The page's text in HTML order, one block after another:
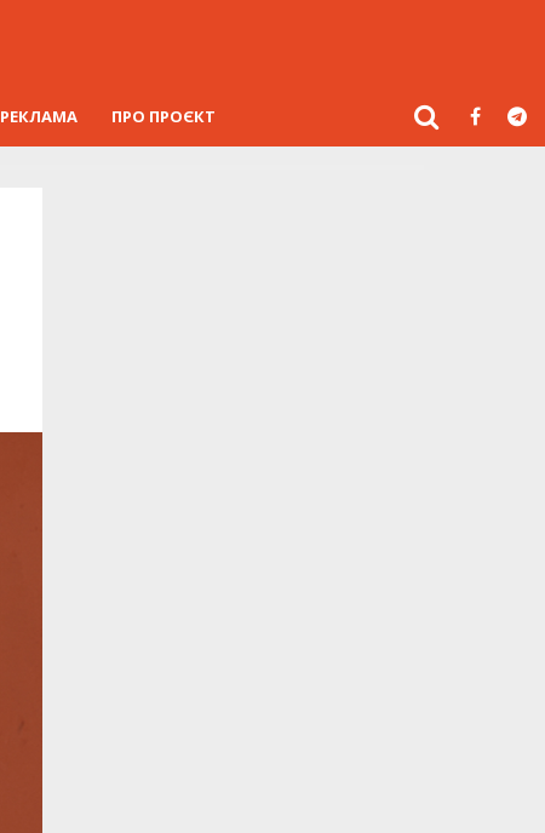
РЕКЛАМА ПРО ПРОЄКТ